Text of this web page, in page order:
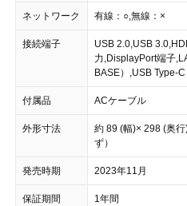
ネットワーク 有線：○,無線：×
接続端子
USB 2.0,USB
力,DisplayPort端子
BASE）,USB Type-C
付属品 ACケーブル
外形寸法
約 89 (幅)× 298 (奥
ず）
発売時期 2023年11月
保証期間 1年間